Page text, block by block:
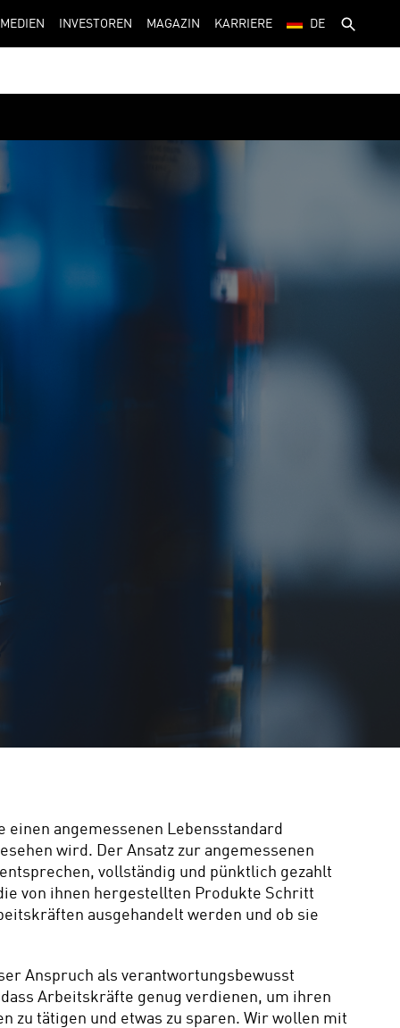
MEDIEN INVESTOREN MAGAZIN KARRIERE DE
angemessenen Lebensstandard
wird. Der Ansatz zur angemessenen
vollständig und pünktlich gezahlt
von ihnen hergestellten Produkte Schritt
ausgehandelt werden und ob sie
Anspruch als verantwortungsbewusst
Arbeitskräfte genug verdienen, um ihren
zu tätigen und etwas zu sparen. Wir wollen mit